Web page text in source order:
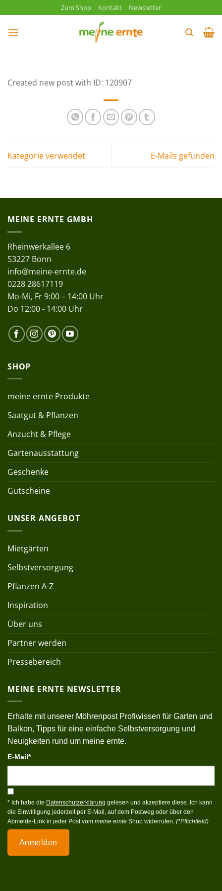
Inhalt
springen
Zum Shop Kontakt Newsletter
Created new post with ID: 120907
Kategorie verwendet E-Mails gefunden
MEINE ERNTE GMBH
Rheinwerkallee 6
53227 Bonn
info@meine-ernte.de
0228 28617119
Mo-Mi, Fr 9:00 – 14:00 Uhr
Do 12:00 - 14:00 Uhr
SHOP
meine ernte Produkte
Saatgut & Pflanzen
Anzucht & Pflege
Gartenausstattung
Geschenke
Gutscheine
UNSER ANGEBOT
Mietgärten
Selbstversorgung
Pflanzen A-Z
Inspiration
Über uns
Partner werden
Pressebereich
MEINE ERNTE NEWSLETTER
Erhalte mit unserer Möhrenpost Profiwissen für Garten und
Balkon, Tipps für eine einfache Selbstversorgung und
Neuigkeiten rund um meine ernte.
E-Mail*
* Ich habe die Datenschutzerklärung gelesen und akzeptiere diese. Ich kann
die Einwilligung jederzeit per E-Mail, auf dem Postweg oder über den
Abmelde-Link in jeder Post vom meine ernte Shop widerrufen. (*Pflichtfeld)
Anmelden